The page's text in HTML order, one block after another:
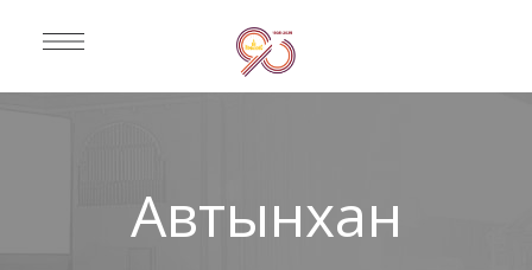
Автынхан